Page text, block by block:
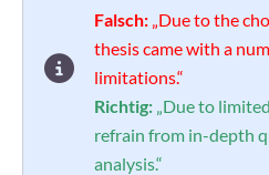
Falsch: „Due to the
thesis came with a
limitations.“
Richtig: „Due to
refrain from in-depth
analysis.“